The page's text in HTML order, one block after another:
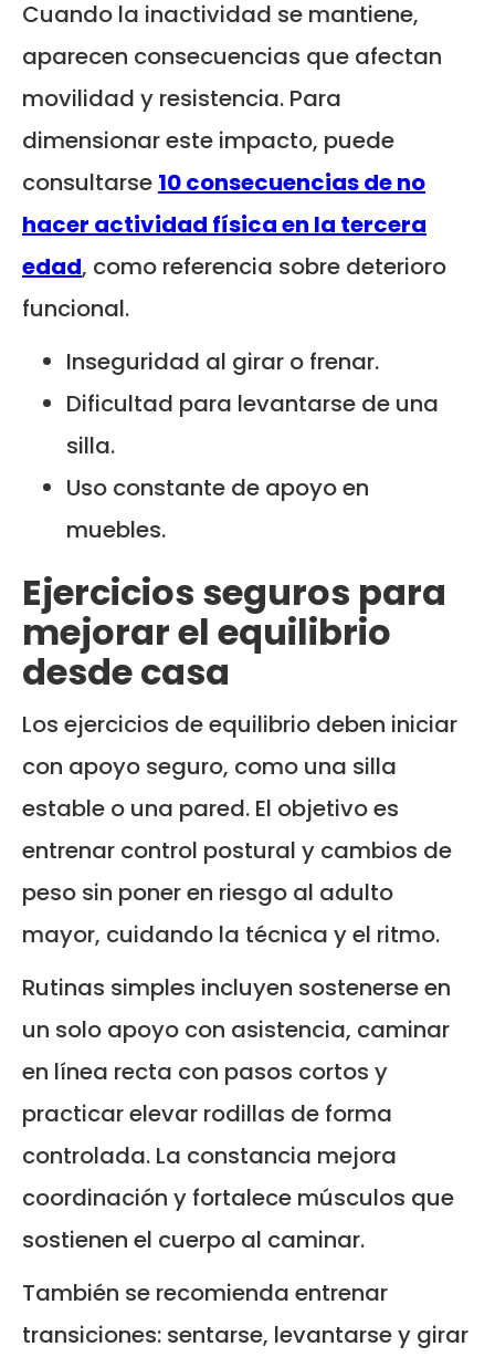
Cuando la inactividad se mantiene,
aparecen consecuencias que afectan
movilidad y resistencia. Para
dimensionar este impacto, puede
consultarse 10 consecuencias de no
hacer actividad física en la tercera
edad, como referencia sobre deterioro
funcional.
Inseguridad al girar o frenar.
Dificultad para levantarse de una
silla.
Uso constante de apoyo en
muebles.
Ejercicios seguros para
mejorar el equilibrio
desde casa
Los ejercicios de equilibrio deben iniciar
con apoyo seguro, como una silla
estable o una pared. El objetivo es
entrenar control postural y cambios de
peso sin poner en riesgo al adulto
mayor, cuidando la técnica y el ritmo.
Rutinas simples incluyen sostenerse en
un solo apoyo con asistencia, caminar
en línea recta con pasos cortos y
practicar elevar rodillas de forma
controlada. La constancia mejora
coordinación y fortalece músculos que
sostienen el cuerpo al caminar.
También se recomienda entrenar
transiciones: sentarse, levantarse y girar